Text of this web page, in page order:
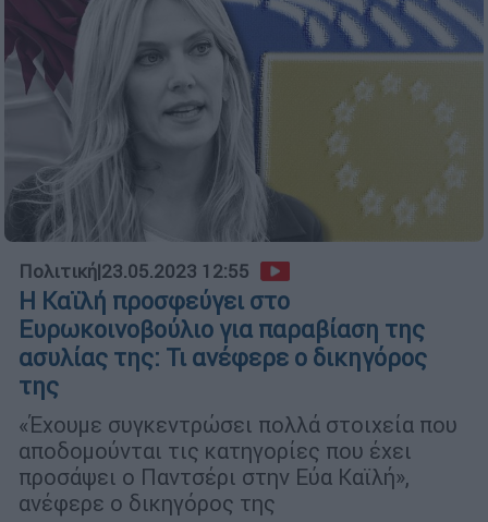
Πολιτική|23.05.2023 12:55
Η Καϊλή προσφεύγει στο
Ευρωκοινοβούλιο για παραβίαση της
ασυλίας της: Τι ανέφερε ο δικηγόρος
της
«Έχουμε συγκεντρώσει πολλά στοιχεία που
αποδομούνται τις κατηγορίες που έχει
προσάψει ο Παντσέρι στην Εύα Καϊλή»,
ανέφερε ο δικηγόρος της